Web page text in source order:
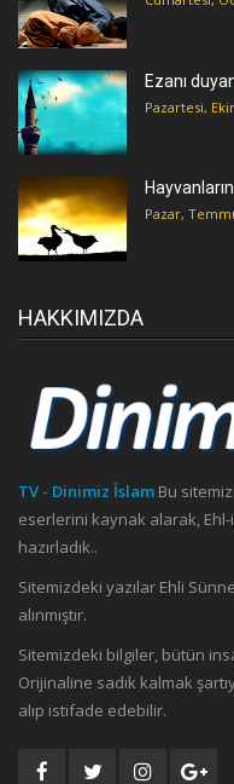
Ezanı
Pazartesi,
Pazar,
HAKKIMIZDA
TV - Dinimiz İslam Bu
eserlerini kaynak alarak,
hazırladık..
Sitemizdeki yazılar Ehli
alınmıştır.
Sitemizdeki bilgiler, bütün
Orijinaline sadık kalmak
alıp istifade edebilir.